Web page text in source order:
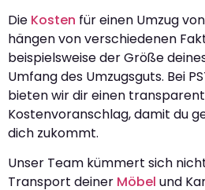
Die Kosten für einen Umzug
hängen von verschiedenen
beispielsweise der Größe
Umfang des Umzugsguts. Bei
bieten wir dir einen
Kostenvoranschlag, damit du
dich zukommt.
Unser Team kümmert sich
Transport deiner Möbel und